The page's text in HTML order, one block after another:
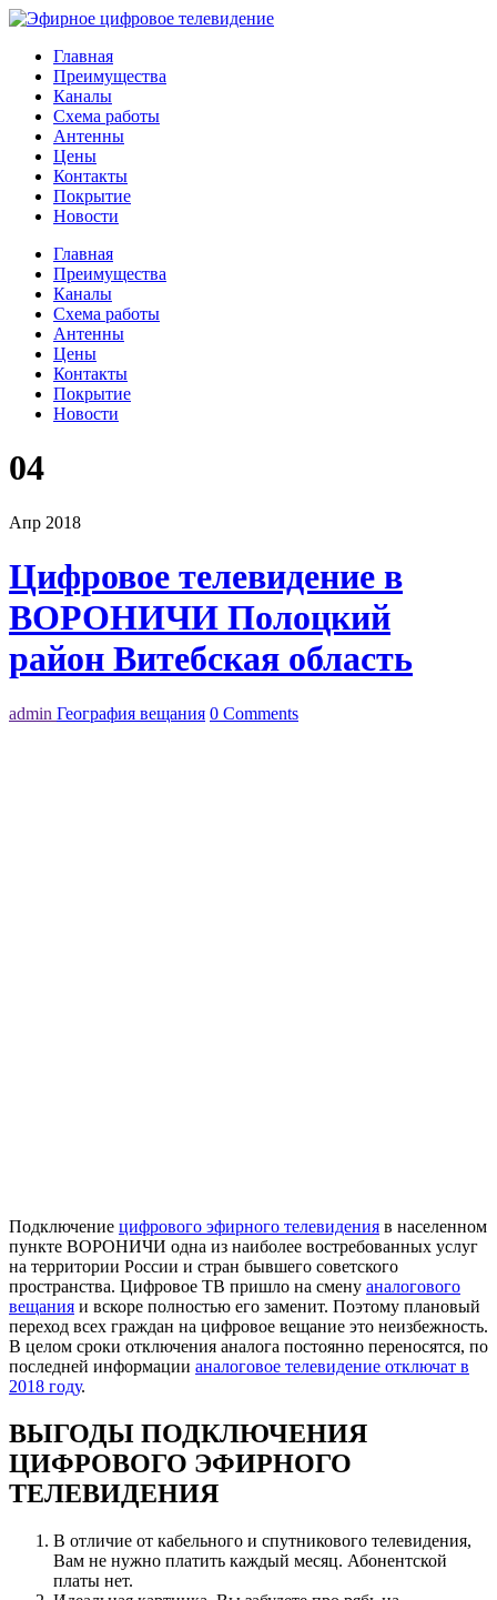
Главная
Преимущества
Каналы
Схема работы
Антенны
Цены
Контакты
Покрытие
Новости
Главная
Преимущества
Каналы
Схема работы
Антенны
Цены
Контакты
Покрытие
Новости
04
Апр 2018
Цифровое телевидение в
ВОРОНИЧИ Полоцкий
район Витебская область
admin География вещания 0 Comments
Подключение цифрового эфирного телевидения в населенном
пункте ВОРОНИЧИ одна из наиболее востребованных услуг
на территории России и стран бывшего советского
пространства. Цифровое ТВ пришло на смену аналогового
вещания и вскоре полностью его заменит. Поэтому плановый
переход всех граждан на цифровое вещание это неизбежность.
В целом сроки отключения аналога постоянно переносятся, по
последней информации аналоговое телевидение отключат в
2018 году.
ВЫГОДЫ ПОДКЛЮЧЕНИЯ
ЦИФРОВОГО ЭФИРНОГО
ТЕЛЕВИДЕНИЯ
В отличие от кабельного и спутникового телевидения,
Вам не нужно платить каждый месяц. Абонентской
платы нет.